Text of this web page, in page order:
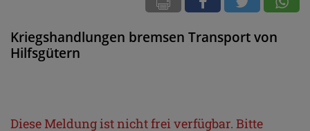
Kriegshandlungen bremsen Transport von
Hilfsgütern
Diese Meldung ist nicht frei verfügbar. Bitte